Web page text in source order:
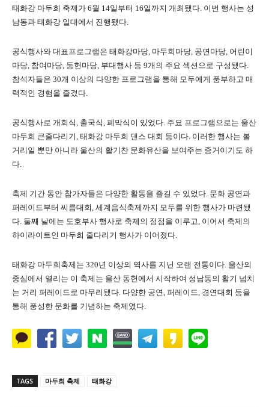
태화강 마두희 축제가 6월 14일부터 16일까지 개최됐다. 이번 행사는 성
남동과 태화강 일대에서 진행됐다.
공식행사와 대표프로그램은 태화강마당, 마두희마당, 공연마당, 어린이
마당, 참여마당, 동헌마당, 부대행사 등 9개의 주요 섹션으로 구성됐다.
참석자들은 30개 이상의 다양한 프로그램을 통해 모두에게 풍부하고 매
력적인 경험을 즐겼다.
공식행사로 개회식, 출국식, 폐막식이 있었다. 주요 프로그램으로는 울산
마두희 큰줄다리기, 태화강 마두희 댄스 대회 등이다. 이러한 행사는 볼
거리일 뿐만 아니라 울산의 활기찬 문화유산을 보여주는 증거이기도 하
다.
축제 기간 동안 참가자들은 다양한 활동을 즐길 수 있었다. 문화 공연과
퍼레이드부터 씨름대회, 세계음식축제까지 모두를 위한 행사가 마련됐
다. 둘째 날에는 도호부사 행사로 축제의 정점을 이루고, 이어서 축제의
하이라이트인 마두희 줄다리기 행사가 이어졌다.
태화강 마두희축제는 320년 이상의 역사를 지닌 오랜 전통이다. 울산의
중심에서 열리는 이 축제는 울산 동헌에서 시작하여 성남동의 활기 넘치
는 거리 퍼레이드로 마무리됐다. 다양한 공연, 퍼레이드, 경연대회 등을
통해 풍성한 문화를 기념하는 축제였다.
TAGS 마두희 축제 태화강